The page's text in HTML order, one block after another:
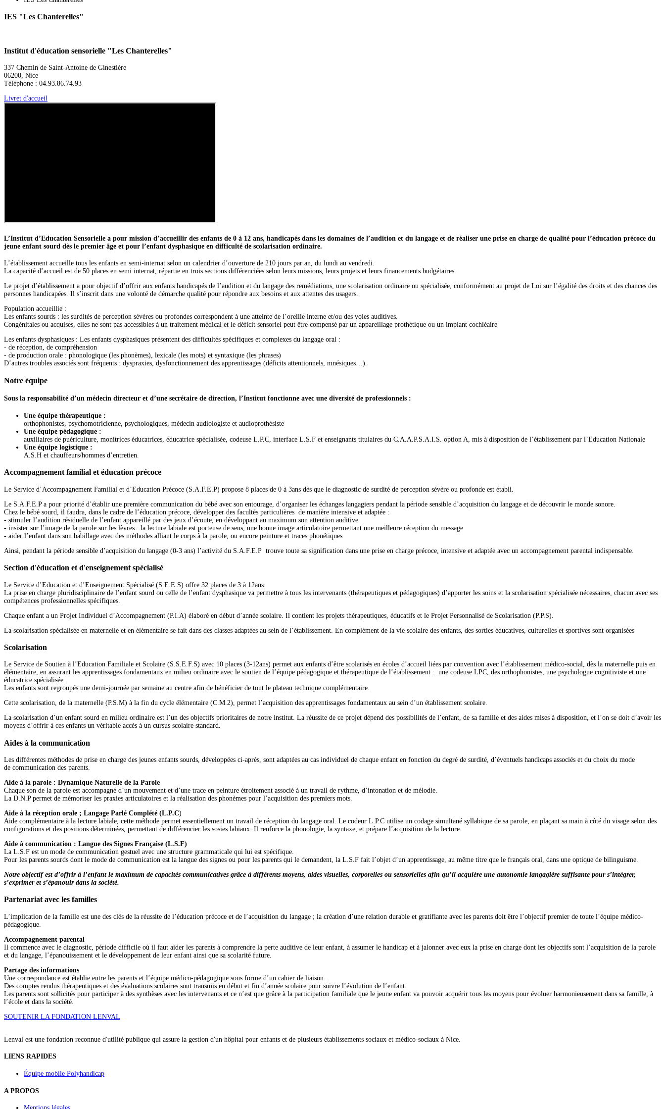
IES "Les Chanterelles"
Institut d'éducation sensorielle "Les Chanterelles"
337 Chemin de Saint-Antoine de Ginestière
06200, Nice
Téléphone : 04.93.86.74.93
Livret d'accueil
L’Institut d’Education Sensorielle a pour mission d’accueillir des enfants de 0 à 12 ans, handicapés dans les domaines de l’audition et du langage et de réaliser une prise en charge de qualité pour l’éducation précoce du
jeune enfant sourd dès le premier âge et pour l’enfant dysphasique en difficulté de scolarisation ordinaire.
L’établissement accueille tous les enfants en semi-internat selon un calendrier d’ouverture de 210 jours par an, du lundi au vendredi.
La capacité d’accueil est de 50 places en semi internat, répartie en trois sections différenciées selon leurs missions, leurs projets et leurs financements budgétaires.
Le projet d’établissement a pour objectif d’offrir aux enfants handicapés de l’audition et du langage des remédiations, une scolarisation ordinaire ou spécialisée, conformément au projet de Loi sur l’égalité des droits et des chances des
personnes handicapées. Il s’inscrit dans une volonté de démarche qualité pour répondre aux besoins et aux attentes des usagers.
Population accueillie :
Les enfants sourds : les surdités de perception sévères ou profondes correspondent à une atteinte de l’oreille interne et/ou des voies auditives.
Congénitales ou acquises, elles ne sont pas accessibles à un traitement médical et le déficit sensoriel peut être compensé par un appareillage prothétique ou un implant cochléaire
Les enfants dysphasiques : Les enfants dysphasiques présentent des difficultés spécifiques et complexes du langage oral :
- de réception, de compréhension
- de production orale : phonologique (les phonèmes), lexicale (les mots) et syntaxique (les phrases)
D’autres troubles associés sont fréquents : dyspraxies, dysfonctionnement des apprentissages (déficits attentionnels, mnésiques…).
Notre équipe
Sous la responsabilité d’un médecin directeur et d’une secrétaire de direction, l’Institut fonctionne avec une diversité de professionnels :
Une équipe thérapeutique :
orthophonistes, psychomotricienne, psychologiques, médecin audiologiste et audioprothésiste
Une équipe pédagogique :
auxiliaires de puériculture, monitrices éducatrices, éducatrice spécialisée, codeuse L.P.C, interface L.S.F et enseignants titulaires du C.A.A.P.S.A.I.S. option A, mis à disposition de l’établissement par l’Education Nationale
Une équipe logistique :
A.S.H et chauffeurs/hommes d’entretien.
Accompagnement familial et éducation précoce
Le Service d’Accompagnement Familial et d’Education Précoce (S.A.F.E.P) propose 8 places de 0 à 3ans dès que le diagnostic de surdité de perception sévère ou profonde est établi.
Le S.A.F.E.P a pour priorité d’établir une première communication du bébé avec son entourage, d’organiser les échanges langagiers pendant la période sensible d’acquisition du langage et de découvrir le monde sonore.
Chez le bébé sourd, il faudra, dans le cadre de l’éducation précoce, développer des facultés particulières de manière intensive et adaptée :
- stimuler l’audition résiduelle de l’enfant appareillé par des jeux d’écoute, en développant au maximum son attention auditive
- insister sur l’image de la parole sur les lèvres : la lecture labiale est porteuse de sens, une bonne image articulatoire permettant une meilleure réception du message
- aider l’enfant dans son babillage avec des méthodes alliant le corps à la parole, ou encore peinture et traces phonétiques
Ainsi, pendant la période sensible d’acquisition du langage (0-3 ans) l’activité du S.A.F.E.P trouve toute sa signification dans une prise en charge précoce, intensive et adaptée avec un accompagnement parental indispensable.
Section d'éducation et d'enseignement spécialisé
Le Service d’Education et d’Enseignement Spécialisé (S.E.E.S) offre 32 places de 3 à 12ans.
La prise en charge pluridisciplinaire de l’enfant sourd ou celle de l’enfant dysphasique va permettre à tous les intervenants (thérapeutiques et pédagogiques) d’apporter les soins et la scolarisation spécialisée nécessaires, chacun avec ses
compétences professionnelles spécifiques.
Chaque enfant a un Projet Individuel d’Accompagnement (P.I.A) élaboré en début d’année scolaire. Il contient les projets thérapeutiques, éducatifs et le Projet Personnalisé de Scolarisation (P.P.S).
La scolarisation spécialisée en maternelle et en élémentaire se fait dans des classes adaptées au sein de l’établissement. En complément de la vie scolaire des enfants, des sorties éducatives, culturelles et sportives sont organisées
Scolarisation
Le Service de Soutien à l’Education Familiale et Scolaire (S.S.E.F.S) avec 10 places (3-12ans) permet aux enfants d’être scolarisés en écoles d’accueil liées par convention avec l’établissement médico-social, dès la maternelle puis en
élémentaire, en assurant les apprentissages fondamentaux en milieu ordinaire avec le soutien de l’équipe pédagogique et thérapeutique de l’établissement : une codeuse LPC, des orthophonistes, une psychologue cognitiviste et une
éducatrice spécialisée.
Les enfants sont regroupés une demi-journée par semaine au centre afin de bénéficier de tout le plateau technique complémentaire.
Cette scolarisation, de la maternelle (P.S.M) à la fin du cycle élémentaire (C.M.2), permet l’acquisition des apprentissages fondamentaux au sein d’un établissement scolaire.
La scolarisation d’un enfant sourd en milieu ordinaire est l’un des objectifs prioritaires de notre institut. La réussite de ce projet dépend des possibilités de l’enfant, de sa famille et des aides mises à disposition, et l’on se doit d’avoir les
moyens d’offrir à ces enfants un véritable accès à un cursus scolaire standard.
Aides à la communication
Les différentes méthodes de prise en charge des jeunes enfants sourds, développées ci-après, sont adaptées au cas individuel de chaque enfant en fonction du degré de surdité, d’éventuels handicaps associés et du choix du mode
de communication des parents.
Aide à la parole : Dynamique Naturelle de la Parole
Chaque son de la parole est accompagné d’un mouvement et d’une trace en peinture étroitement associé à un travail de rythme, d’intonation et de mélodie.
La D.N.P permet de mémoriser les praxies articulatoires et la réalisation des phonèmes pour l’acquisition des premiers mots.
Aide à la réception orale ; Langage Parlé Complété (L.P.C)
Aide complémentaire à la lecture labiale, cette méthode permet essentiellement un travail de réception du langage oral. Le codeur L.P.C utilise un codage simultané syllabique de sa parole, en plaçant sa main à côté du visage selon des
configurations et des positions déterminées, permettant de différencier les sosies labiaux. Il renforce la phonologie, la syntaxe, et prépare l’acquisition de la lecture.
Aide à communication : Langue des Signes Française (L.S.F)
La L.S.F est un mode de communication gestuel avec une structure grammaticale qui lui est spécifique.
Pour les parents sourds dont le mode de communication est la langue des signes ou pour les parents qui le demandent, la L.S.F fait l’objet d’un apprentissage, au même titre que le français oral, dans une optique de bilinguisme.
Notre objectif est d’offrir à l’enfant le maximum de capacités communicatives grâce à différents moyens, aides visuelles, corporelles ou sensorielles afin qu’il acquière une autonomie langagière suffisante pour s’intégrer,
s’exprimer et s’épanouir dans la société.
Partenariat avec les familles
L’implication de la famille est une des clés de la réussite de l’éducation précoce et de l’acquisition du langage ; la création d’une relation durable et gratifiante avec les parents doit être l’objectif premier de toute l’équipe médico-
pédagogique.
Accompagnement parental
Il commence avec le diagnostic, période difficile où il faut aider les parents à comprendre la perte auditive de leur enfant, à assumer le handicap et à jalonner avec eux la prise en charge dont les objectifs sont l’acquisition de la parole
et du langage, l’épanouissement et le développement de leur enfant ainsi que sa scolarité future.
Partage des informations
Une correspondance est établie entre les parents et l’équipe médico-pédagogique sous forme d’un cahier de liaison.
Des comptes rendus thérapeutiques et des évaluations scolaires sont transmis en début et fin d’année scolaire pour suivre l’évolution de l’enfant.
Les parents sont sollicités pour participer à des synthèses avec les intervenants et ce n’est que grâce à la participation familiale que le jeune enfant va pouvoir acquérir tous les moyens pour évoluer harmonieusement dans sa famille, à
l’école et dans la société.
SOUTENIR LA FONDATION LENVAL
Lenval est une fondation reconnue d'utilité publique qui assure la gestion d'un hôpital pour enfants et de plusieurs établissements sociaux et médico-sociaux à Nice.
LIENS RAPIDES
Équipe mobile Polyhandicap
A PROPOS